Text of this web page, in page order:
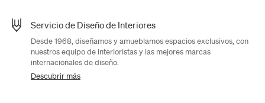
Servicio de Diseño de Interiores
Desde 1968, diseñamos y amueblamos espacios exclusivos, con
nuestros equipo de interioristas y las mejores marcas
internacionales de diseño.
Descubrir más